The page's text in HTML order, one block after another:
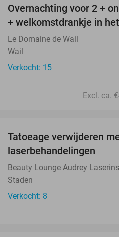
Overnachting voor 2 +
+ welkomstdrankje in
Le Domaine de Wail
Wail
Verkocht: 15
Excl. ca.
Tatoeage verwijderen
laserbehandelingen
Beauty Lounge Audrey
Staden
Verkocht: 8